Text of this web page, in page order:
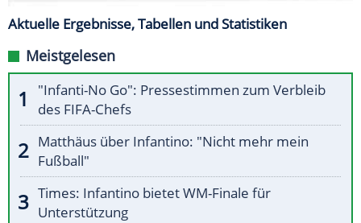
Aktuelle Ergebnisse, Tabellen und Statistiken
Meistgelesen
"Infanti-No Go": Pressestimmen zum Verbleib
des FIFA-Chefs
Matthäus über Infantino: "Nicht mehr mein
Fußball"
Times: Infantino bietet WM-Finale für
Unterstützung